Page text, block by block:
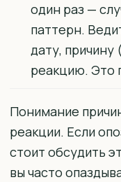
один раз —
паттерн.
дату, причину
реакцию. Это
Понимание
реакции. Если
стоит обсудить
вы часто